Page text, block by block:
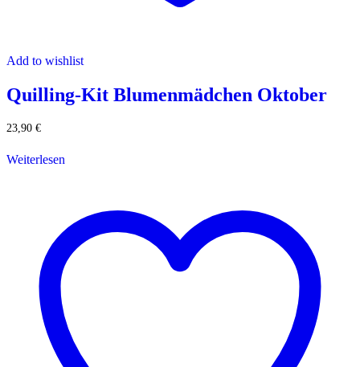
Add to wishlist
Quilling-Kit Blumenmädchen Oktober
23,90 €
Weiterlesen